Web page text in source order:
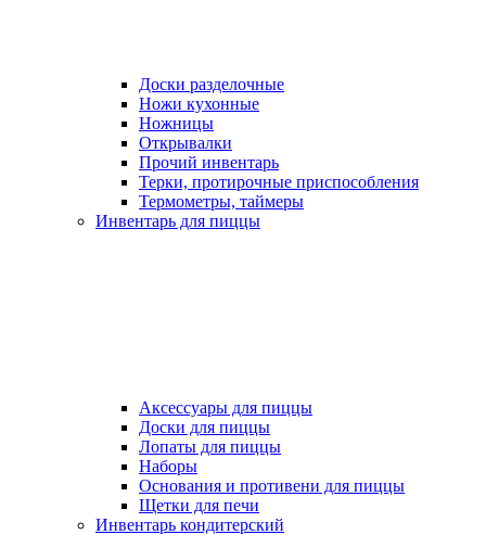
Доски разделочные
Ножи кухонные
Ножницы
Открывалки
Прочий инвентарь
Терки, протирочные приспособления
Термометры, таймеры
Инвентарь для пиццы
Аксессуары для пиццы
Доски для пиццы
Лопаты для пиццы
Наборы
Основания и противени для пиццы
Щетки для печи
Инвентарь кондитерский